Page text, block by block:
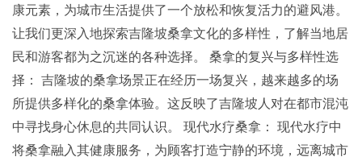
康元素，为城市生活提供了一个放松和恢复活力的避风港。
让我们更深入地探索吉隆坡桑拿文化的多样性，了解当地居
民和游客都为之沉迷的各种选择。 桑拿的复兴与多样性选
择： 吉隆坡的桑拿场景正在经历一场复兴，越来越多的场
所提供多样化的桑拿体验。这反映了吉隆坡人对在都市混沌
中寻找身心休息的共同认识。 现代水疗桑拿： 现代水疗中
将桑拿融入其健康服务，为顾客打造宁静的环境，远离城市